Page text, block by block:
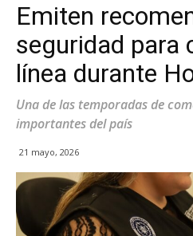
Emiten
seguridad para
línea durante
Una de las temporadas de
importantes del país
21 mayo, 2026